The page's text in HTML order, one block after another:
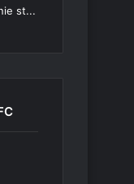
st...